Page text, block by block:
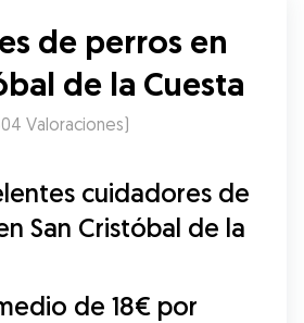
de perros en
de la Cuesta
Valoraciones)
cuidadores de
San Cristóbal de la
de 18€ por